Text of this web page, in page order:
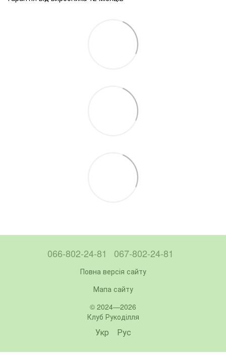
066-802-24-81 067-802-24-81
Повна версія сайту
Мапа сайту
© 2024—2026
Клуб Рукоділля
Укр Рус